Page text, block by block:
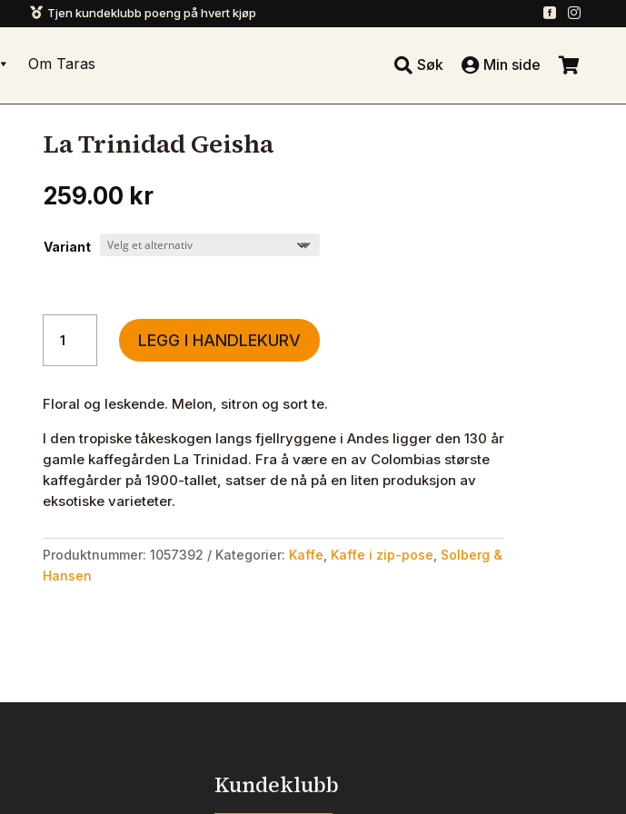
 Tjen kundeklubb poeng på hvert kjøp  
Om Taras  Søk  Min side 
La Trinidad Geisha
259.00 kr
Variant
Trinidad
Geisha
LEGG I HANDLEKURV
Floral og leskende. Melon, sitron og sort te.
I den tropiske tåkeskogen langs fjellryggene i Andes ligger den 130 år
gamle kaffegården La Trinidad. Fra å være en av Colombias største
kaffegårder på 1900-tallet, satser de nå på en liten produksjon av
eksotiske varieteter.
Produktnummer: 1057392 Kategorier: Kaffe Kaffe i zip-pose Solberg &
Hansen
Kundeklubb